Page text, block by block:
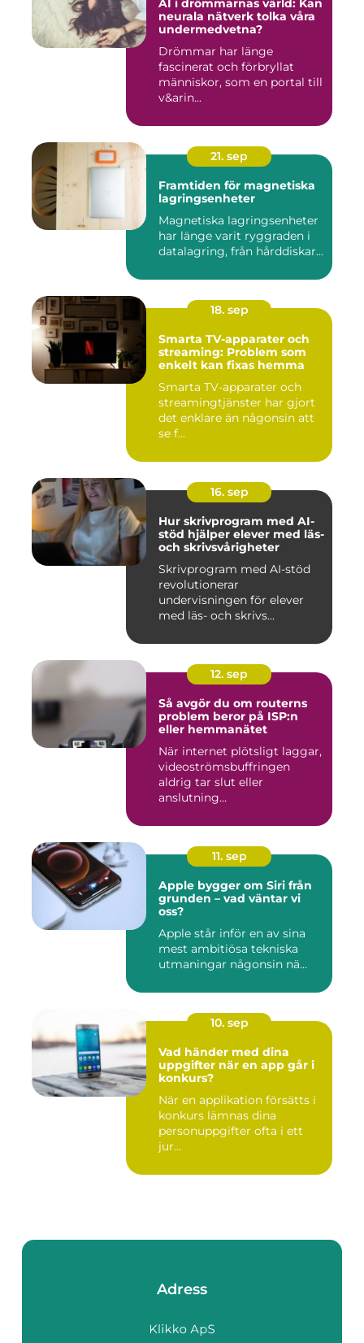
AI i drömmarnas värld: Kan
neurala nätverk tolka våra
undermedvetna?
Drömmar har länge
fascinerat och förbryllat
människor, som en portal till
v&arin...
21. sep
Framtiden för magnetiska
lagringsenheter
Magnetiska lagringsenheter
har länge varit ryggraden i
datalagring, från hårddiskar...
18. sep
Smarta TV-apparater och
streaming: Problem som
enkelt kan fixas hemma
Smarta TV-apparater och
streamingtjänster har gjort
det enklare än någonsin att
se f...
16. sep
Hur skrivprogram med AI-
stöd hjälper elever med läs-
och skrivsvårigheter
Skrivprogram med AI-stöd
revolutionerar
undervisningen för elever
med läs- och skrivs...
12. sep
Så avgör du om routerns
problem beror på ISP:n
eller hemmanätet
När internet plötsligt laggar,
videoströmsbuffringen
aldrig tar slut eller
anslutning...
11. sep
Apple bygger om Siri från
grunden – vad väntar vi
oss?
Apple står inför en av sina
mest ambitiösa tekniska
utmaningar någonsin nä...
10. sep
Vad händer med dina
uppgifter när en app går i
konkurs?
När en applikation försätts i
konkurs lämnas dina
personuppgifter ofta i ett
jur...
Adress